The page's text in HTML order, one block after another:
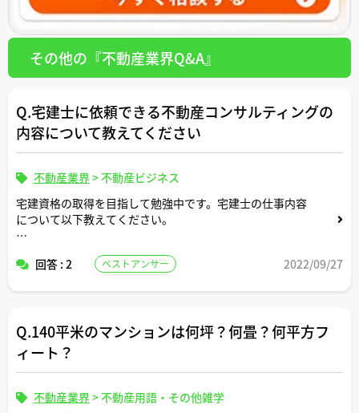
その他の『不動産業界Q&A』
Q.宅建士に依頼できる不動産コンサルティングの
内容について教えてください
不動産業界>不動産ビジネス
宅建資格の取得を目指して勉強中です。宅建士の仕事内容
について以下教えてください。
ぐに思い浮かびますが、一方で「不動産コンサルティン
②たとえば、遠隔地の投資物件購入検討のための現地調査
とかも仲介業務ではないのでコンサルティング業務の一環
回答 : 2 ベストアンサー 2022/09/27
Q.140平米のマンションは何坪？何畳？何平方フ
ィート？
不動産業界>不動産用語・その他雑学